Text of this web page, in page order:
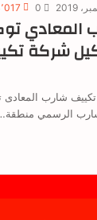
0
شركة
شارب المعادى
الرسمي